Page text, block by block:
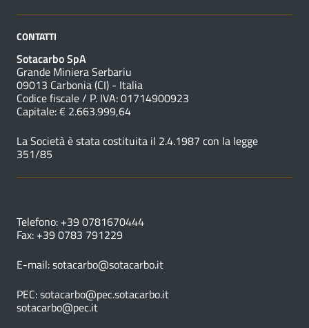
CONTATTI
Sotacarbo SpA
Grande Miniera Serbariu
09013 Carbonia (CI) - Italia
Codice fiscale / P. IVA: 01714900923
Capitale: € 2.663.999,64
La Società è stata costituita il 2.4.1987 con la legge
351/85
Telefono: +39 0781670444
Fax: +39 0783 791229
E-mail:sotacarbo@sotacarbo.it
PEC:sotacarbo@pec.sotacarbo.it
sotacarbo@pec.it